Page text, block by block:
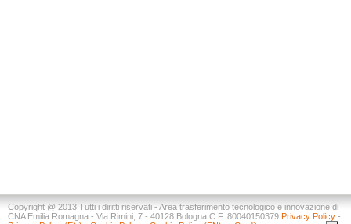
Copyright @ 2013 Tutti i diritti riservati - Area trasferimento tecnologico e innovazione di
CNA Emilia Romagna - Via Rimini, 7 - 40128 Bologna C.F. 80040150379 Privacy Policy -